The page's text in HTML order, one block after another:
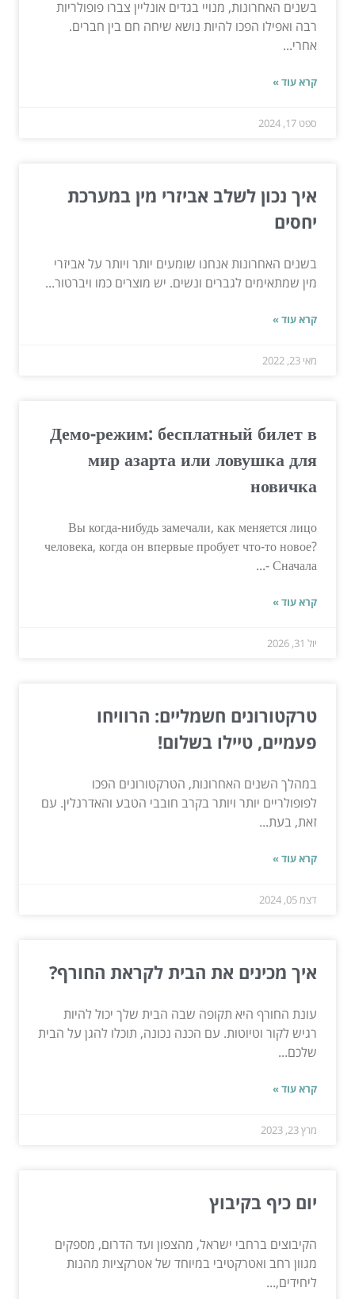
בשנים האחרונות, מנויי בגדים אונליין צברו פופולריות
רבה ואפילו הפכו להיות נושא שיחה חם בין חברים.
אחרי...
קרא עוד »
ספט 17, 2024
איך נכון לשלב אביזרי מין במערכת
יחסים
בשנים האחרונות אנחנו שומעים יותר ויותר על אביזרי
מין שמתאימים לגברים ונשים. יש מוצרים כמו ויברטור...
קרא עוד »
מאי 23, 2022
Демо-режим: бесплатный билет в
мир азарта или ловушка для
новичка
Вы когда-нибудь замечали, как меняется лицо
человека, когда он впервые пробует что-то новое?
Сначала -...
קרא עוד »
יול 31, 2026
טרקטורונים חשמליים: הרוויחו
פעמיים, טיילו בשלום!
במהלך השנים האחרונות, הטרקטורונים הפכו
לפופולריים יותר ויותר בקרב חובבי הטבע והאדרנלין. עם
זאת, בעת...
קרא עוד »
דצמ 05, 2024
איך מכינים את הבית לקראת החורף?
עונת החורף היא תקופה שבה הבית שלך יכול להיות
רגיש לקור וטיוטות. עם הכנה נכונה, תוכלו להגן על הבית
שלכם...
קרא עוד »
מרץ 23, 2023
יום כיף בקיבוץ
הקיבוצים ברחבי ישראל, מהצפון ועד הדרום, מספקים
מגוון רחב ואטרקטיבי במיוחד של אטרקציות מהנות
ליחידים,...